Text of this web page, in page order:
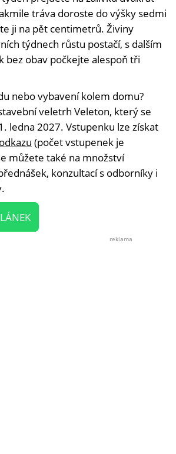
tráva doroste do výšky sedmi
ji na pět centimetrů. Živiny
týdnech růstu postačí, s dalším
bez obav počkejte alespoň tři
nebo vybavení kolem domu?
veletrh Veleton, který se
ledna 2027. Vstupenku lze získat
(počet vstupenek je
můžete také na množství
konzultací s odborníky i
reklama